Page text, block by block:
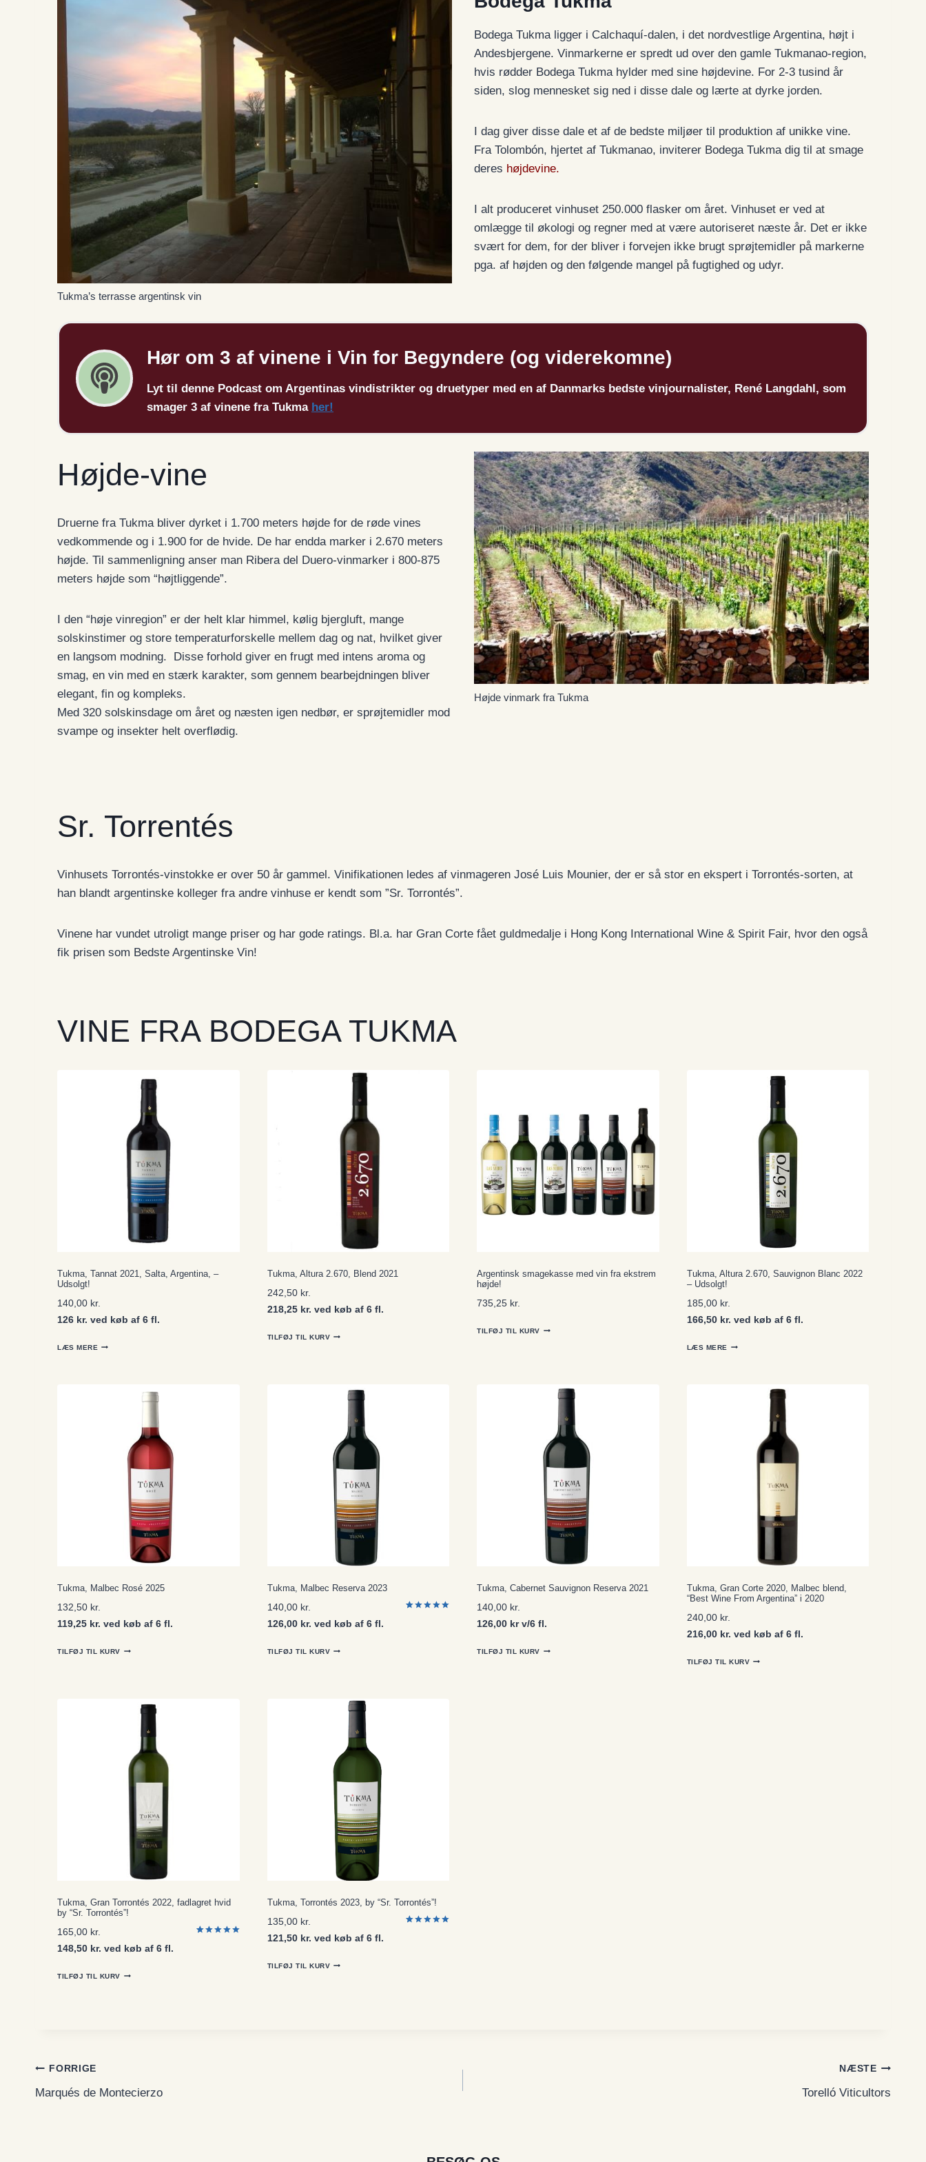
Tukma’s terrasse argentinsk vin
Bodega Tukma ligger i Calchaquí-dalen, i det nordvestlige Argentina, højt i
Andesbjergene. Vinmarkerne er spredt ud over den gamle Tukmanao-region,
hvis rødder Bodega Tukma hylder med sine højdevine. For 2-3 tusind år
siden, slog mennesket sig ned i disse dale og lærte at dyrke jorden.
I dag giver disse dale et af de bedste miljøer til produktion af unikke vine.
Fra Tolombón, hjertet af Tukmanao, inviterer Bodega Tukma dig til at smage
deres højdevine.
I alt produceret vinhuset 250.000 flasker om året. Vinhuset er ved at
omlægge til økologi og regner med at være autoriseret næste år. Det er ikke
svært for dem, for der bliver i forvejen ikke brugt sprøjtemidler på markerne
pga. af højden og den følgende mangel på fugtighed og udyr.
Hør om 3 af vinene i Vin for Begyndere (og viderekomne)
Lyt til denne Podcast om Argentinas vindistrikter og druetyper med en af Danmarks bedste vinjournalister, René Langdahl, som
smager 3 af vinene fra Tukma her!
Højde-vine
Druerne fra Tukma bliver dyrket i 1.700 meters højde for de røde vines
vedkommende og i 1.900 for de hvide. De har endda marker i 2.670 meters
højde. Til sammenligning anser man Ribera del Duero-vinmarker i 800-875
meters højde som “højtliggende”.
I den “høje vinregion” er der helt klar himmel, kølig bjergluft, mange
solskinstimer og store temperaturforskelle mellem dag og nat, hvilket giver
en langsom modning. Disse forhold giver en frugt med intens aroma og
smag, en vin med en stærk karakter, som gennem bearbejdningen bliver
elegant, fin og kompleks.
Med 320 solskinsdage om året og næsten igen nedbør, er sprøjtemidler mod
svampe og insekter helt overflødig.
Højde vinmark fra Tukma
Sr. Torrentés
Vinhusets Torrontés-vinstokke er over 50 år gammel. Vinifikationen ledes af vinmageren José Luis Mounier, der er så stor en ekspert i Torrontés-sorten, at
han blandt argentinske kolleger fra andre vinhuse er kendt som ”Sr. Torrontés”.
Vinene har vundet utroligt mange priser og har gode ratings. Bl.a. har Gran Corte fået guldmedalje i Hong Kong International Wine & Spirit Fair, hvor den også
fik prisen som Bedste Argentinske Vin!
VINE FRA BODEGA TUKMA
Tukma, Tannat 2021, Salta, Argentina, –
Udsolgt!
140,00 kr.
126 kr. ved køb af 6 fl.
LÆS MERE
Tukma, Altura 2.670, Blend 2021
242,50 kr.
218,25 kr. ved køb af 6 fl.
TILFØJ TIL KURV
Argentinsk smagekasse med vin fra ekstrem
højde!
735,25 kr.
TILFØJ TIL KURV
Tukma, Altura 2.670, Sauvignon Blanc 2022
– Udsolgt!
185,00 kr.
166,50 kr. ved køb af 6 fl.
LÆS MERE
Tukma, Malbec Rosé 2025
132,50 kr.
119,25 kr. ved køb af 6 fl.
TILFØJ TIL KURV
Tukma, Malbec Reserva 2023
140,00 kr.
126,00 kr. ved køb af 6 fl.
TILFØJ TIL KURV
Tukma, Cabernet Sauvignon Reserva 2021
140,00 kr.
126,00 kr v/6 fl.
TILFØJ TIL KURV
Tukma, Gran Corte 2020, Malbec blend,
“Best Wine From Argentina” i 2020
240,00 kr.
216,00 kr. ved køb af 6 fl.
TILFØJ TIL KURV
Tukma, Gran Torrontés 2022, fadlagret hvid
by “Sr. Torrontés”!
165,00 kr.
148,50 kr. ved køb af 6 fl.
TILFØJ TIL KURV
Tukma, Torrontés 2023, by “Sr. Torrontés”!
135,00 kr.
121,50 kr. ved køb af 6 fl.
TILFØJ TIL KURV
Indlægsnavigation
FORRIGE
Marqués de Montecierzo
NÆSTE
Torelló Viticultors